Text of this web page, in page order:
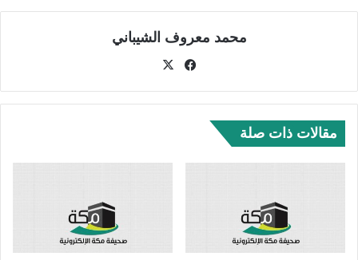
محمد معروف الشيباني
في
وك
مقالات ذات صلة